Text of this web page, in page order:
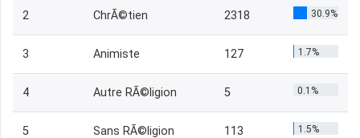
2 ChrÃ©tien 2318 30.9%
3 Animiste 127 1.7%
4 Autre RÃ©ligion 5 0.1%
5 Sans RÃ©ligion 113 1.5%